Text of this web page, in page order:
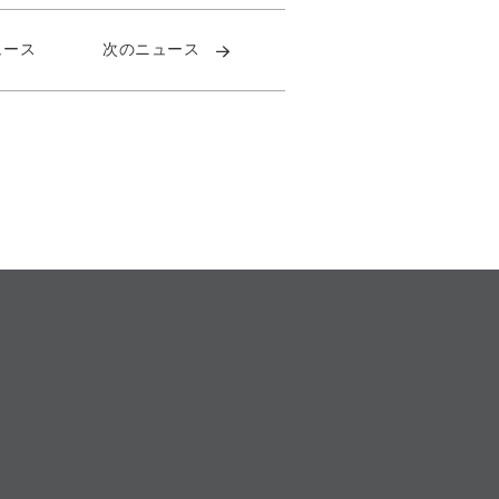
ス 次のニュース